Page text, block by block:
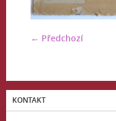
← Předchozí
KONTAKT